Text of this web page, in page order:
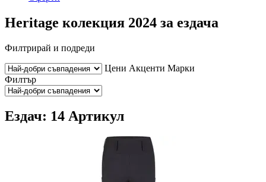
Heritage колекция 2024 за ездача
Филтрирай и подреди
Цени Акценти Марки
Филтър
Ездач: 14 Артикул